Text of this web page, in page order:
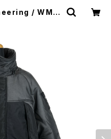
/ WM ×